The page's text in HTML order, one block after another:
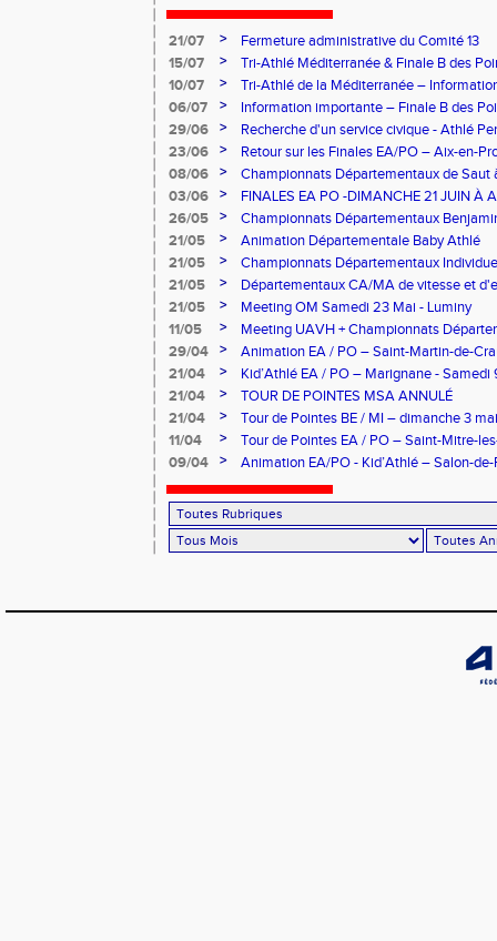
21/07 >
Fermeture administrative du Comité 13
15/07
>
Tri-Athlé Méditerranée & Finale B des
réussite pour le Comité 13 !
10/07 >
Tri-Athlé de la Méditerranée –
athlètes sélectionnés
06/07 >
Information importante – Finale B des
29/06
>
Recherche d'un service civique - Athlé
23/06
>
Retour sur les Finales EA/PO – Aix-en-
2026
08/06 >
Championnats Départementaux de Saut
Saint-Mitre-les-Remparts !
03/06 >
FINALES EA PO -DIMANCHE 21 JUIN À
26/05
>
Championnats Départementaux
21/05
>
Animation Départementale Baby Athlé
21/05
>
Championnats Départementaux
21/05
>
Départementaux CA/MA de vitesse et
21/05
>
Meeting OM Samedi 23 Mai - Luminy
11/05
>
Meeting UAVH + Championnats
1500 M du 13
29/04 >
Animation EA / PO – Saint-Martin-de-
21/04
>
Kid’Athlé EA / PO – Marignane - Samedi
21/04
>
TOUR DE POINTES MSA ANNULÉ
21/04
>
Tour de Pointes BE / MI – dimanche 3
11/04
>
Tour de Pointes EA / PO – Saint-Mitre-
09/04
> Animation EA/PO - Kid’Athlé – Salon-